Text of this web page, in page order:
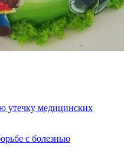
утечку медицинских
с болезнью